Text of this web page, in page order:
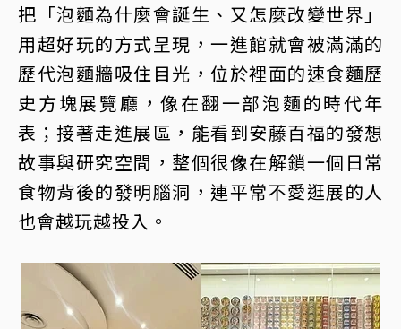
把「泡麵為什麼會誕生、又怎麼改變世界」
用超好玩的方式呈現，一進館就會被滿滿的
歷代泡麵牆吸住目光，位於裡面的速食麵歷
史方塊展覽廳，像在翻一部泡麵的時代年
表；接著走進展區，能看到安藤百福的發想
故事與研究空間，整個很像在解鎖一個日常
食物背後的發明腦洞，連平常不愛逛展的人
也會越玩越投入。